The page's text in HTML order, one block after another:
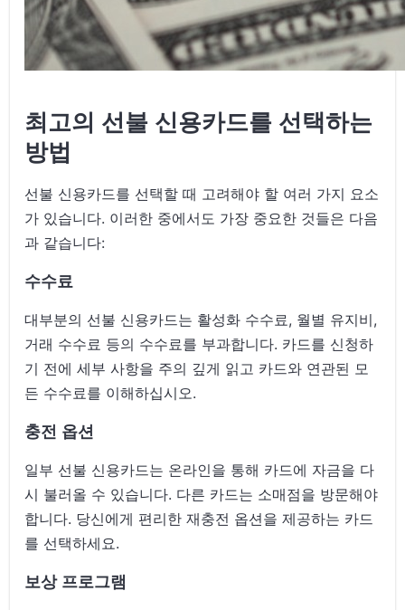
최고의 선불 신용카드를 선택하는
방법
선불 신용카드를 선택할 때 고려해야 할 여러 가지 요소
가 있습니다. 이러한 중에서도 가장 중요한 것들은 다음
과 같습니다:
수수료
대부분의 선불 신용카드는 활성화 수수료, 월별 유지비,
거래 수수료 등의 수수료를 부과합니다. 카드를 신청하
기 전에 세부 사항을 주의 깊게 읽고 카드와 연관된 모
든 수수료를 이해하십시오.
충전 옵션
일부 선불 신용카드는 온라인을 통해 카드에 자금을 다
시 불러올 수 있습니다. 다른 카드는 소매점을 방문해야
합니다. 당신에게 편리한 재충전 옵션을 제공하는 카드
를 선택하세요.
보상 프로그램